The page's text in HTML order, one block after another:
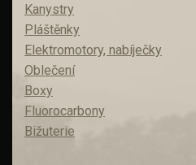
Kanystry
Pláštěnky
Elektromotory, nabíječky
Oblečení
Boxy
Fluorocarbony
Bižuterie